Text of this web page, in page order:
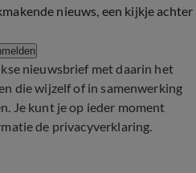
nieuws, een kijkje achter
nieuwsbrief met daarin het
die wijzelf of in samenwerking
Je kunt je op ieder moment
de privacyverklaring.